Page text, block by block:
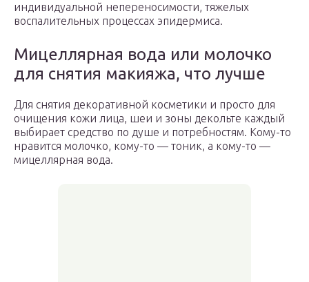
индивидуальной непереносимости, тяжелых
воспалительных процессах эпидермиса.
Мицеллярная вода или молочко
для снятия макияжа, что лучше
Для снятия декоративной косметики и просто для
очищения кожи лица, шеи и зоны декольте каждый
выбирает средство по душе и потребностям. Кому-то
нравится молочко, кому-то — тоник, а кому-то —
мицеллярная вода.